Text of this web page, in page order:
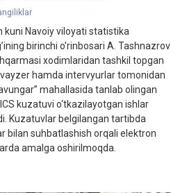
kuni Navoiy viloyati statistika
birinchi oʼrinbosari А. Tashnazrov
xodimlaridan tashkil topgan
hamda intervyurlar tomonidan
mahallasida tanlab olingan
kuzatuvi o‘tkazilayotgan ishlar
Kuzatuvlar belgilangan tartibda
bilan suhbatlashish orqali elektron
amalga oshirilmoqda.